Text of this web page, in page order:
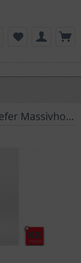
Kleiderschrank | Lucky | Kiefer Massivholz | T06